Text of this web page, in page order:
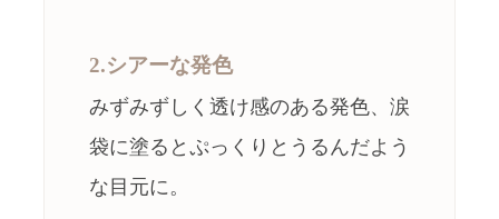
2.シアーな発色
みずみずしく透け感のある発色、涙
袋に塗るとぷっくりとうるんだよう
な目元に。